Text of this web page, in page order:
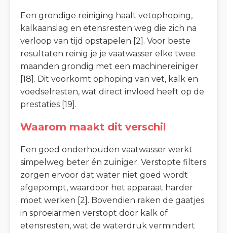
Een grondige reiniging haalt vetophoping,
kalkaanslag en etensresten weg die zich na
verloop van tijd opstapelen [2]. Voor beste
resultaten reinig je je vaatwasser elke twee
maanden grondig met een machinereiniger
[18]. Dit voorkomt ophoping van vet, kalk en
voedselresten, wat direct invloed heeft op de
prestaties [19].
Waarom maakt dit verschil
Een goed onderhouden vaatwasser werkt
simpelweg beter én zuiniger. Verstopte filters
zorgen ervoor dat water niet goed wordt
afgepompt, waardoor het apparaat harder
moet werken [2]. Bovendien raken de gaatjes
in sproeiarmen verstopt door kalk of
etensresten, wat de waterdruk vermindert